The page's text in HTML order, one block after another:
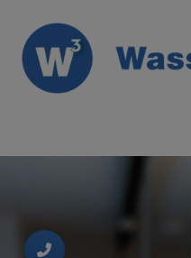
schließen
öffnen und schließen